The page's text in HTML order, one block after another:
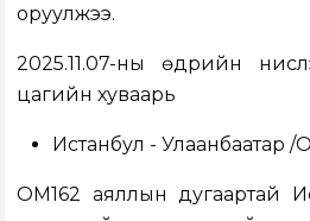
оруулжээ.
2025.11.07-ны өдрийн
цагийн хуваарь
Истанбул - Улаанбаатар /
ОМ162 аяллын дугаартай